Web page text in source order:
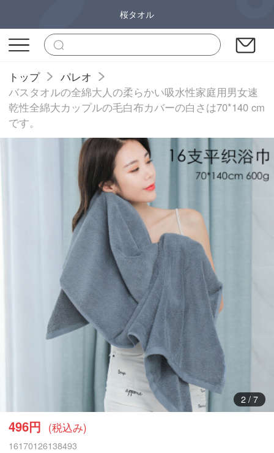
桜タオル
トップ
パレオ
バスタオルの全綿大人の柔らかい吸水性家庭用男女速
乾性全綿大カップルの毛白布カバーの白さは70*140 cm
です。
3/ 7
496円 (税込み)
16170126138493